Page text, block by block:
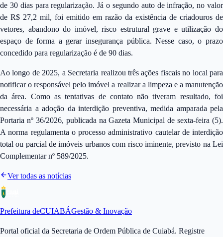
de 30 dias para regularização. Já o segundo auto de infração, no valor
de R$ 27,2 mil, foi emitido em razão da existência de criadouros de
vetores, abandono do imóvel, risco estrutural grave e utilização do
espaço de forma a gerar insegurança pública. Nesse caso, o prazo
concedido para regularização é de 90 dias.
Ao longo de 2025, a Secretaria realizou três ações fiscais no local para
notificar o responsável pelo imóvel a realizar a limpeza e a manutenção
da área. Como as tentativas de contato não tiveram resultado, foi
necessária a adoção da interdição preventiva, medida amparada pela
Portaria nº 36/2026, publicada na Gazeta Municipal de sexta-feira (5).
A norma regulamenta o processo administrativo cautelar de interdição
total ou parcial de imóveis urbanos com risco iminente, previsto na Lei
Complementar nº 589/2025.
Ver todas as notícias
Prefeitura deCUIABÁGestão & Inovação
Portal oficial da Secretaria de Ordem Pública de Cuiabá. Registre